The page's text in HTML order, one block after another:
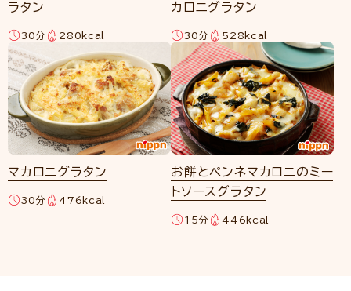
ラタン
30分 280kcal
カロニグラタン
30分 528kcal
マカロニグラタン
30分 476kcal
お餅とペンネマカロニのミー
トソースグラタン
15分 446kcal